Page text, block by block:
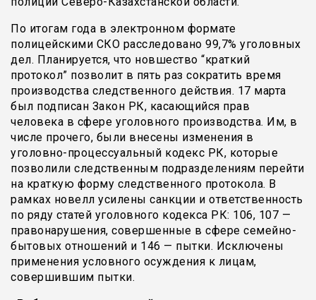
По итогам года в электронном формате
полицейскими СКО расследовано 99,7% уголовных
дел. Планируется, что новшество “краткий
протокол” позволит в пять раз сократить время
производства следственного действия. 17 марта
был подписан Закон РК, касающийся прав
человека в сфере уголовного производства. Им, в
числе прочего, были внесены изменения в
уголовно-процессуальный кодекс РК, которые
позволили следственным подразделениям перейти
на краткую форму следственного протокола. В
рамках новелл усилены санкции и ответственность
по ряду статей уголовного кодекса РК: 106, 107 —
правонарушения, совершенные в сфере семейно-
бытовых отношений и 146 — пытки. Исключены
применения условного осуждения к лицам,
совершившим пытки.